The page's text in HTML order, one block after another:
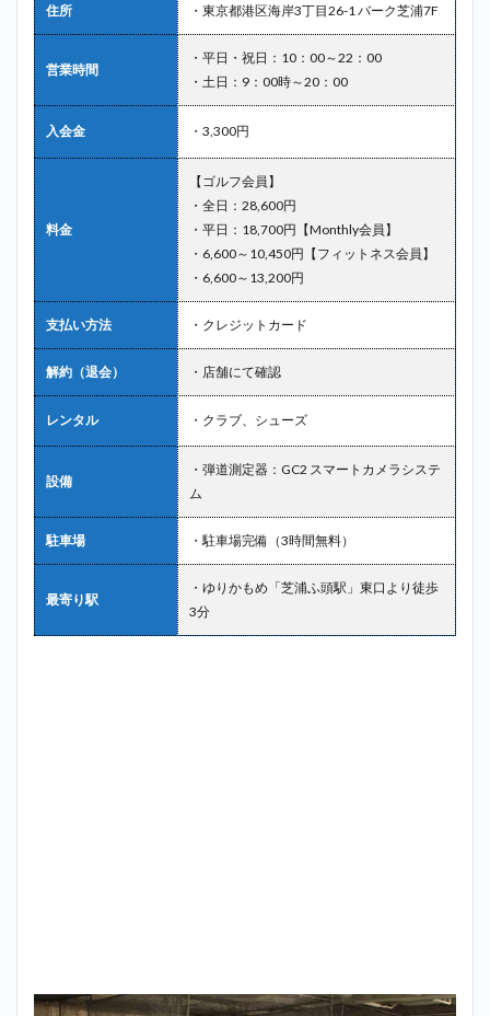
住所 ・東京都港区海岸3丁目26-1 バーク芝浦7F
営業時間
・平日・祝日：10：00～22：00
・土日：9：00時～20：00
入会金 ・3,300円
料金
【ゴルフ会員】
・全日：28,600円
・平日：18,700円【Monthly会員】
・6,600～10,450円【フィットネス会員】
・6,600～13,200円
支払い方法 ・クレジットカード
解約（退会） ・店舗にて確認
レンタル ・クラブ、シューズ
設備
・弾道測定器：GC2 スマートカメラシステ
ム
駐車場 ・駐車場完備（3時間無料）
最寄り駅
・ゆりかもめ「芝浦ふ頭駅」東口より徒歩
3分